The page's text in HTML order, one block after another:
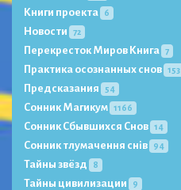
Книги проекта 6
Новости 72
Перекресток Миров Книга 7
Практика осознанных снов 153
Предсказания 54
Сонник Магикум 1166
Сонник Сбывшихся Снов 14
Сонник тлумачення снів 94
Тайны звёзд 8
Тайны цивилизации 9